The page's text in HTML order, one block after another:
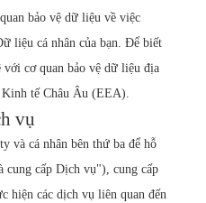
bảo vệ dữ liệu về việc
liệu cá nhân của bạn. Để biết
cơ quan bảo vệ dữ liệu địa
tế Châu Âu (EEA).
vụ
và cá nhân bên thứ ba để hỗ
cấp Dịch vụ"), cung cấp
hiện các dịch vụ liên quan đến